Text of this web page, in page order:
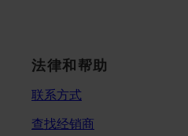
法律和帮助
联系方式
查找经销商